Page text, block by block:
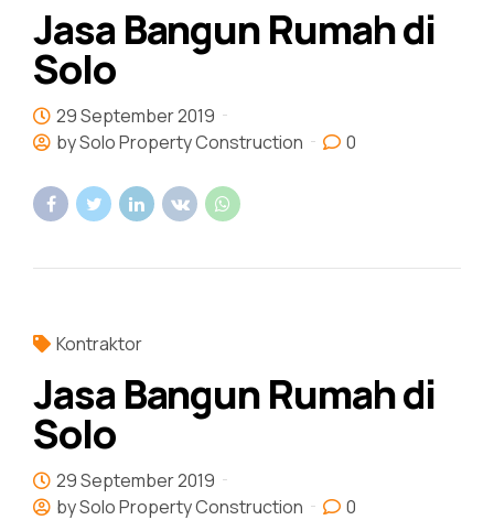
Jasa Bangun Rumah di
Solo
29 September 2019
by Solo Property Construction
0
Kontraktor
Jasa Bangun Rumah di
Solo
29 September 2019
by Solo Property Construction
0